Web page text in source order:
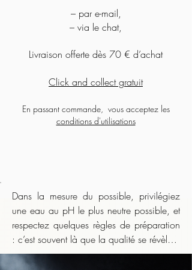
clairement au-dessus d’un simple
“thé vert du quotidien” et en font
un
grand vert de dégustation
sa place dans ta sélection de
– par e-mail,
– via le chat,
Livraison offerte dès 70 € d’achat
Click and collect gratuit
En passant commande, vous acceptez les
conditions d'utilisations
Dans la mesure du possible, privilégiez
une eau au pH le plus neutre possible, et
respectez quelques règles de préparation
: c’est souvent là que la qualité se révèle.